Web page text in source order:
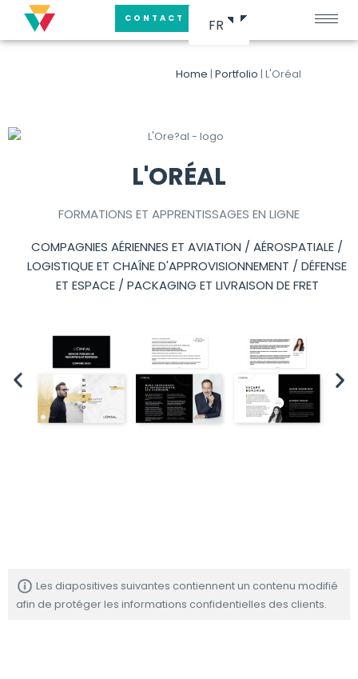
CONTACT FR
Home | Portfolio | L'Oréal
L'ORÉAL
FORMATIONS ET APPRENTISSAGES EN LIGNE
COMPAGNIES AÉRIENNES ET AVIATION / AÉROSPATIALE /
LOGISTIQUE ET CHAÎNE D'APPROVISIONNEMENT / DÉFENSE
ET ESPACE / PACKAGING ET LIVRAISON DE FRET
Les diapositives suivantes contiennent un contenu modifié
afin de protéger les informations confidentielles des clients.